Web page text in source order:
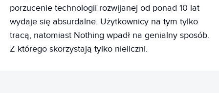
porzucenie technologii rozwijanej od ponad 10 lat
wydaje się absurdalne. Użytkownicy na tym tylko
tracą, natomiast Nothing wpadł na genialny sposób.
Z którego skorzystają tylko nieliczni.